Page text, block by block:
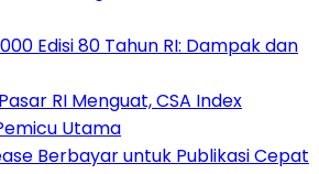
Edisi 80 Tahun RI: Dampak dan
RI Menguat, CSA Index
Utama
Berbayar untuk Publikasi Cepat